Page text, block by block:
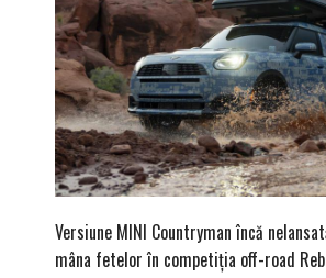
Versiune MINI Countryman încă
mâna fetelor în competiția off-road